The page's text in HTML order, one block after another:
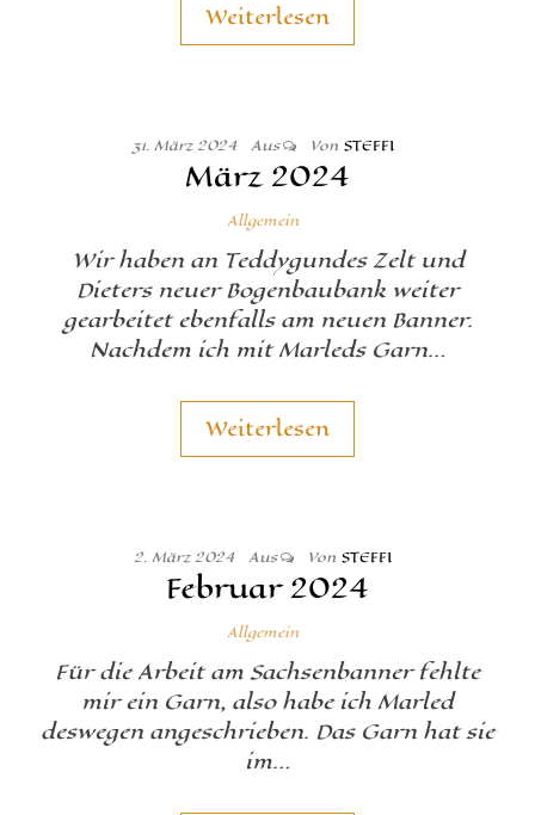
Weiterlesen
31. März 2024 Aus Von STEFFI
März 2024
Allgemein
Wir haben an Teddygundes Zelt und
Dieters neuer Bogenbaubank weiter
gearbeitet ebenfalls am neuen Banner.
Nachdem ich mit Marleds Garn…
Weiterlesen
2. März 2024 Aus Von STEFFI
Februar 2024
Allgemein
Für die Arbeit am Sachsenbanner fehlte
mir ein Garn, also habe ich Marled
deswegen angeschrieben. Das Garn hat sie
im…